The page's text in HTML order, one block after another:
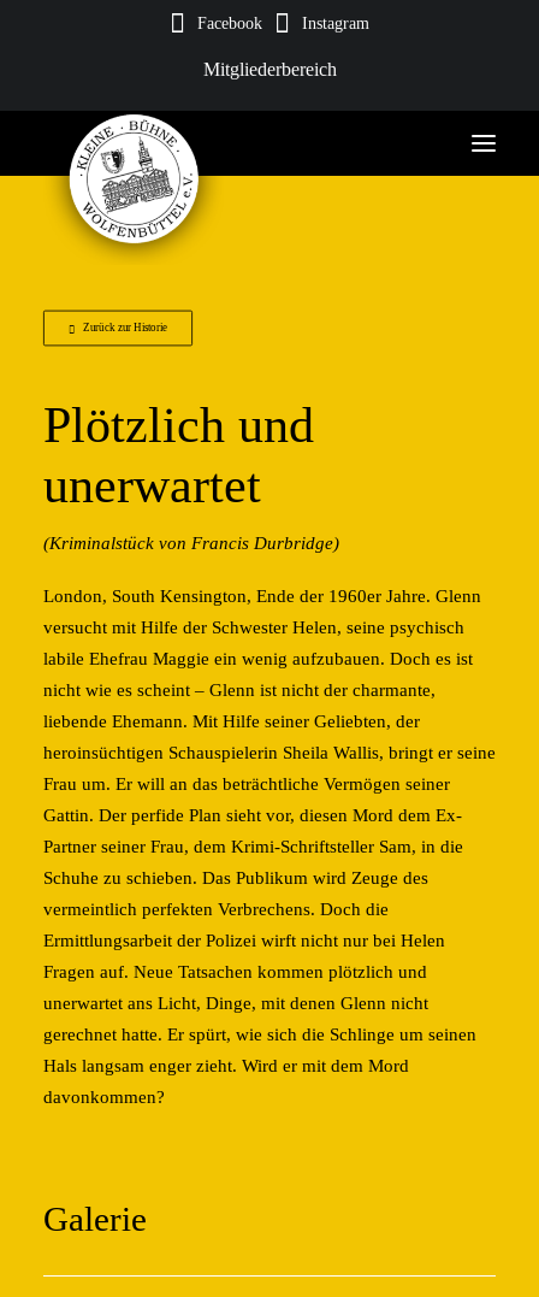
Mitgliederbereich
Facebook Instagram
Tickets
Zurück zur Historie
Plötzlich und
unerwartet
(Kriminalstück von Francis Durbridge)
London, South Kensington, Ende der 1960er Jahre. Glenn
versucht mit Hilfe der Schwester Helen, seine psychisch
labile Ehefrau Maggie ein wenig aufzubauen. Doch es ist
nicht wie es scheint – Glenn ist nicht der charmante,
liebende Ehemann. Mit Hilfe seiner Geliebten, der
heroinsüchtigen Schauspielerin Sheila Wallis, bringt er seine
Frau um. Er will an das beträchtliche Vermögen seiner
Gattin. Der perfide Plan sieht vor, diesen Mord dem Ex-
Partner seiner Frau, dem Krimi-Schriftsteller Sam, in die
Schuhe zu schieben. Das Publikum wird Zeuge des
vermeintlich perfekten Verbrechens. Doch die
Ermittlungsarbeit der Polizei wirft nicht nur bei Helen
Fragen auf. Neue Tatsachen kommen plötzlich und
unerwartet ans Licht, Dinge, mit denen Glenn nicht
gerechnet hatte. Er spürt, wie sich die Schlinge um seinen
Hals langsam enger zieht. Wird er mit dem Mord
davonkommen?
Galerie